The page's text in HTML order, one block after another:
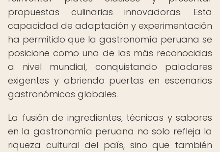
propuestas culinarias innovadoras. Esta
capacidad de adaptación y experimentación
ha permitido que la gastronomía peruana se
posicione como una de las más reconocidas
a nivel mundial, conquistando paladares
exigentes y abriendo puertas en escenarios
gastronómicos globales.
La fusión de ingredientes, técnicas y sabores
en la gastronomía peruana no solo refleja la
riqueza cultural del país, sino que también